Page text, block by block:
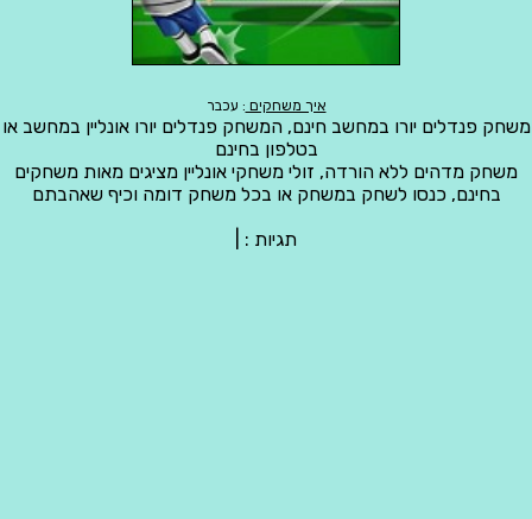
איך משחקים : עכבר
משחק פנדלים יורו במחשב חינם, המשחק פנדלים יורו אונליין במחשב או
בטלפון בחינם
משחק מדהים ללא הורדה, זולי משחקי אונליין מציגים מאות משחקים
בחינם, כנסו לשחק במשחק או בכל משחק דומה וכיף שאהבתם
תגיות :